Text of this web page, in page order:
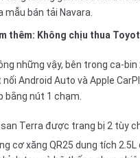
mẫu bán tải Navara.
thêm: Không chịu thua
những vậy, bên trong ca-bin
nối Android Auto và Apple
bằng nút 1 chạm.
Terra được trang bị 2 tùy
cơ xăng QR25 dung tích